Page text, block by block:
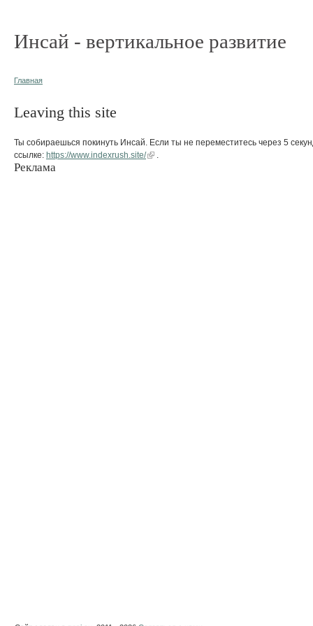
Инсай - вертикальное развитие
Главная
Leaving this site
Ты собираешься покинуть Инсай. Если ты не переместитесь через 5
ссылке: https://www.indexrush.site/
Реклама